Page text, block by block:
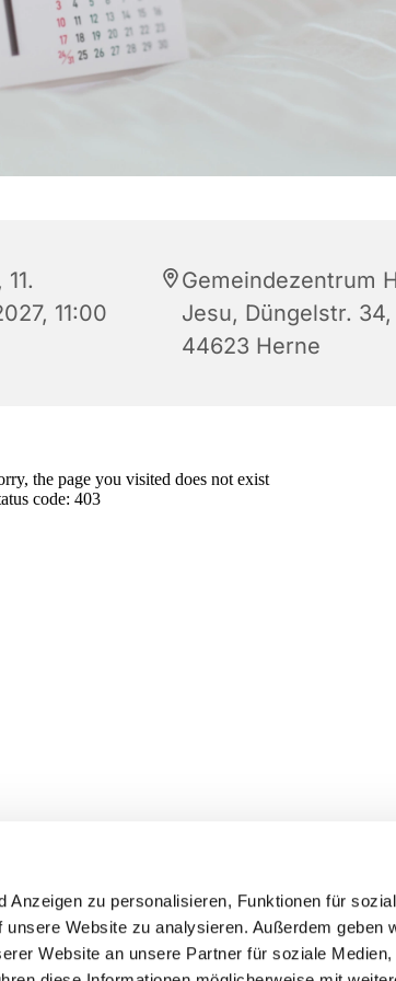
Anzeigen zu personalisieren, Funktionen für
Website zu analysieren. Außerdem geben
Website an unsere Partner für soziale Medien,
11:00
Gemeindezentrum
Jesu, Düngelstr. 34,
44623 Herne